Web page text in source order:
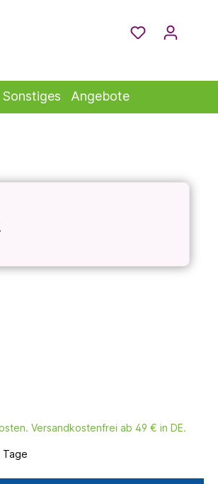
Sonstiges Angebote
Versandkostenfrei ab 49 € in DE.